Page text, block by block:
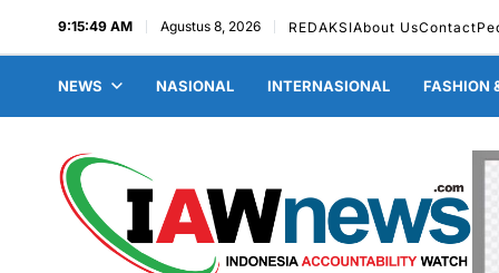
9:15:50 AM Agustus 8, 2026 REDAKSIAbout UsContact
NEWS NASIONAL INTERNASIONAL FASHION